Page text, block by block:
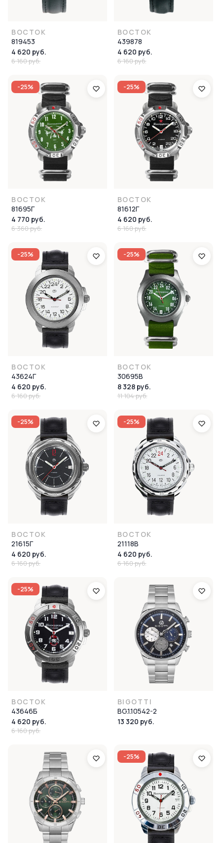
ВОСТОК
819453
4 620 руб.
6 160 руб.
ВОСТОК
439878
4 620 руб.
6 160 руб.
-25%
ВОСТОК
81695Г
4 770 руб.
6 360 руб.
-25%
ВОСТОК
81612Г
4 620 руб.
6 160 руб.
-25%
ВОСТОК
43624Г
4 620 руб.
6 160 руб.
-25%
ВОСТОК
30695В
8 328 руб.
11 104 руб.
-25%
ВОСТОК
21615Г
4 620 руб.
6 160 руб.
-25%
ВОСТОК
21118В
4 620 руб.
6 160 руб.
-25%
ВОСТОК
43646Б
4 620 руб.
6 160 руб.
BIGOTTI
BG.1.10542-2
13 320 руб.
-25%